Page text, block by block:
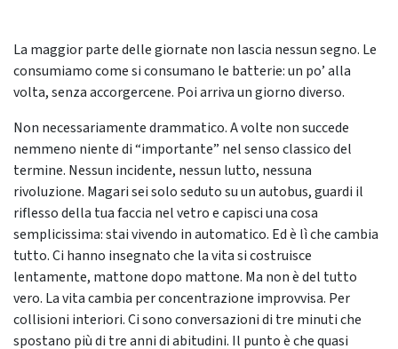
La maggior parte delle giornate non lascia nessun segno. Le
consumiamo come si consumano le batterie: un po’ alla
volta, senza accorgercene. Poi arriva un giorno diverso.
Non necessariamente drammatico. A volte non succede
nemmeno niente di “importante” nel senso classico del
termine. Nessun incidente, nessun lutto, nessuna
rivoluzione. Magari sei solo seduto su un autobus, guardi il
riflesso della tua faccia nel vetro e capisci una cosa
semplicissima: stai vivendo in automatico. Ed è lì che cambia
tutto. Ci hanno insegnato che la vita si costruisce
lentamente, mattone dopo mattone. Ma non è del tutto
vero. La vita cambia per concentrazione improvvisa. Per
collisioni interiori. Ci sono conversazioni di tre minuti che
spostano più di tre anni di abitudini. Il punto è che quasi